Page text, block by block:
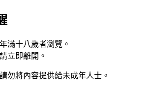
滿十八歲者瀏覽。
立即離開。
勿將內容提供給未成年人士。